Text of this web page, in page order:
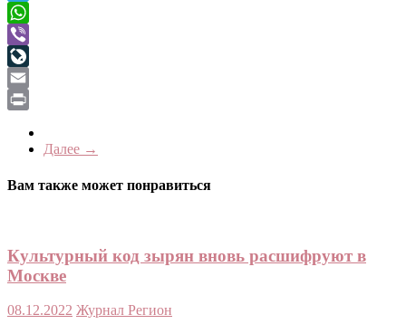
Telegram
WhatsApp
Viber
LiveJournal
Email
Далее →
Вам также может понравиться
Культурный код зырян вновь расшифруют в
Москве
08.12.2022 Журнал Регион